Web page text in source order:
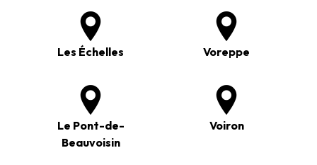
Les Échelles Voreppe
Le Pont-de-
Beauvoisin
Voiron